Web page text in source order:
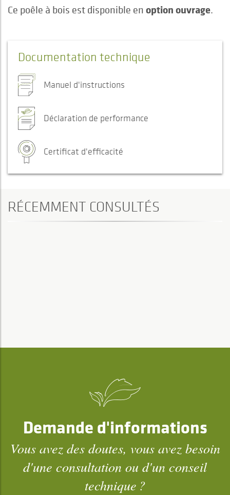
Ce poêle à bois est disponible en option ouvrage.
Documentation technique
Manuel d'instructions
Déclaration de performance
Certificat d'efficacité
RÉCEMMENT CONSULTÉS
Demande d'informations
Vous avez des doutes, vous avez besoin
d'une consultation ou d'un conseil
technique ?